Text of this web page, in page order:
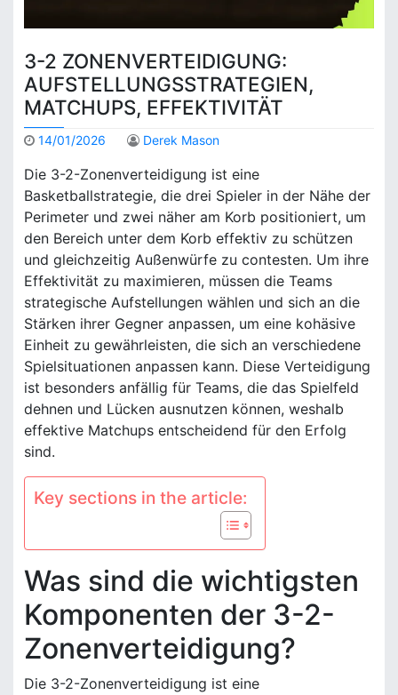
3-2 ZONENVERTEIDIGUNG:
AUFSTELLUNGSSTRATEGIEN,
MATCHUPS, EFFEKTIVITÄT
14/01/2026 Derek Mason
Die 3-2-Zonenverteidigung ist eine
Basketballstrategie, die drei Spieler in der Nähe der
Perimeter und zwei näher am Korb positioniert, um
den Bereich unter dem Korb effektiv zu schützen
und gleichzeitig Außenwürfe zu contesten. Um ihre
Effektivität zu maximieren, müssen die Teams
strategische Aufstellungen wählen und sich an die
Stärken ihrer Gegner anpassen, um eine kohäsive
Einheit zu gewährleisten, die sich an verschiedene
Spielsituationen anpassen kann. Diese Verteidigung
ist besonders anfällig für Teams, die das Spielfeld
dehnen und Lücken ausnutzen können, weshalb
effektive Matchups entscheidend für den Erfolg
sind.
Key sections in the article:
Was sind die wichtigsten
Komponenten der 3-2-
Zonenverteidigung?
Die 3-2-Zonenverteidigung ist eine